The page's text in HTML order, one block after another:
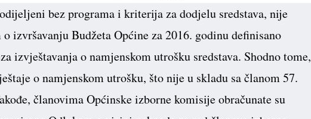
bez programa i kriterija za dodjelu sredstava, nije
izvršavanju Budžeta Općine za 2016. godinu definisano
izvještavanja o namjenskom utrošku sredstava. Shodno tome,
o namjenskom utrošku, što nije u skladu sa članom 57.
članovima Općinske izborne komisije obračunate su